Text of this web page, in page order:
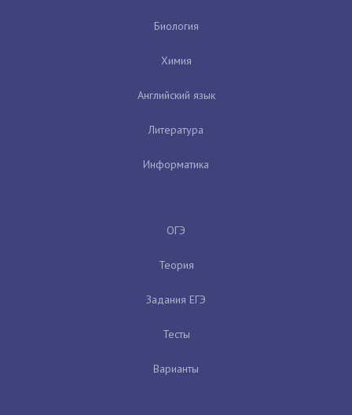
Биология
Химия
Английский язык
Литература
Информатика
ОГЭ
Теория
Задания ЕГЭ
Тесты
Варианты